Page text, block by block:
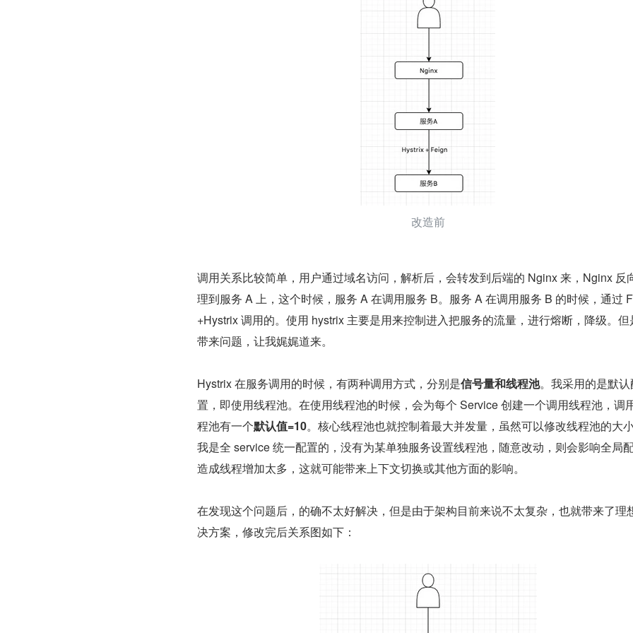
改造前
调用关系比较简单，用户通过域名访问，解析后，会转发到后端的 Nginx 来，Nginx 反
理到服务 A 上，这个时候，服务 A 在调用服务 B。服务 A 在调用服务 B 的时候，通过
+Hystrix 调用的。使用 hystrix 主要是用来控制进入把服务的流量，进行熔断，降级。但
带来问题，让我娓娓道来。
Hystrix 在服务调用的时候，有两种调用方式，分别是信号量和线程池。我采用的是默认
置，即使用线程池。在使用线程池的时候，会为每个 Service 创建一个调用线程池，调
程池有一个默认值=10。核心线程池也就控制着最大并发量，虽然可以修改线程池的大
我是全 service 统一配置的，没有为某单独服务设置线程池，随意改动，则会影响全局配
造成线程增加太多，这就可能带来上下文切换或其他方面的影响。
在发现这个问题后，的确不太好解决，但是由于架构目前来说不太复杂，也就带来了理
决方案，修改完后关系图如下：